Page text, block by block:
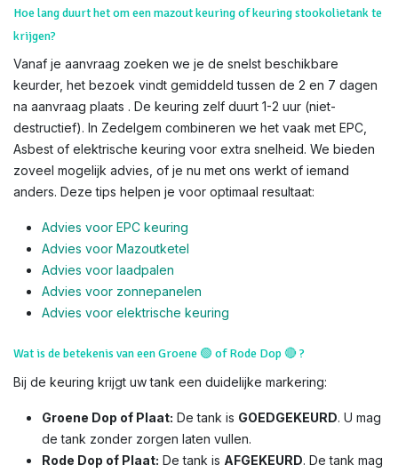
Hoe lang duurt het om een mazout keuring of keuring stookolietank te
krijgen?
Vanaf je aanvraag zoeken we je de snelst beschikbare
keurder, het bezoek vindt gemiddeld tussen de 2 en 7 dagen
na aanvraag plaats . De keuring zelf duurt 1-2 uur (niet-
destructief). In Zedelgem combineren we het vaak met EPC,
Asbest of elektrische keuring voor extra snelheid. We bieden
zoveel mogelijk advies, of je nu met ons werkt of iemand
anders. Deze tips helpen je voor optimaal resultaat:
Advies voor EPC keuring
Advies voor Mazoutketel
Advies voor laadpalen
Advies voor zonnepanelen
Advies voor elektrische keuring
Wat is de betekenis van een Groene 🟢 of Rode Dop🔴?
Bij de keuring krijgt uw tank een duidelijke markering:
Groene Dop of Plaat: De tank is GOEDGEKEURD. U mag
de tank zonder zorgen laten vullen.
Rode Dop of Plaat: De tank is AFGEKEURD. De tank mag